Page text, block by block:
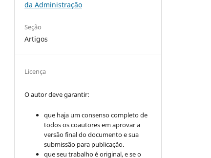
da Administração
Seção
Artigos
Licença
O autor deve garantir:
que haja um consenso completo de
todos os coautores em aprovar a
versão final do documento e sua
submissão para publicação.
que seu trabalho é original, e se o